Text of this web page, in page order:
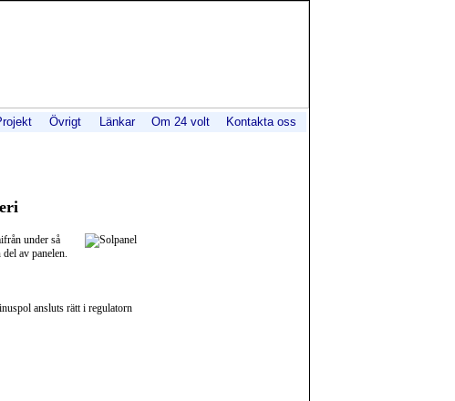
Övrigt Länkar Om 24 volt Kontakta oss
under så
av panelen.
ansluts rätt i regulatorn